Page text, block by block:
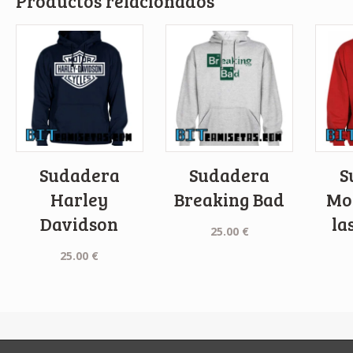
Sudadera
Harley
Davidson
25.00 €
Sudadera
Breaking Bad
25.00 €